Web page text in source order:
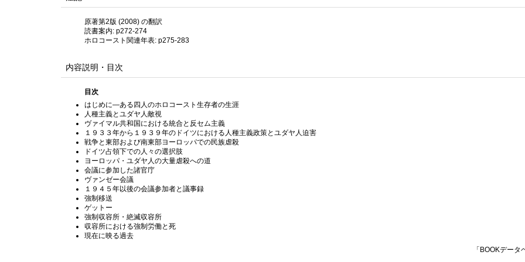
原著第2版 (2008) の翻訳
読書案内: p272-274
ホロコースト関連年表: p275-283
内容説明・目次
目次
はじめに—ある四人のホロコースト生存者の生涯
人種主義とユダヤ人敵視
ヴァイマル共和国における統合と反セム主義
１９３３年から１９３９年のドイツにおける人種主義政策とユダヤ人迫害
戦争と東部および南東部ヨーロッパでの民族虐殺
ドイツ占領下での人々の選択肢
ヨーロッパ・ユダヤ人の大量虐殺への道
会議に参加した諸官庁
ヴァンゼー会議
１９４５年以後の会議参加者と議事録
強制移送
ゲットー
強制収容所・絶滅収容所
収容所における強制労働と死
現在に映る過去
「BOOKデータ